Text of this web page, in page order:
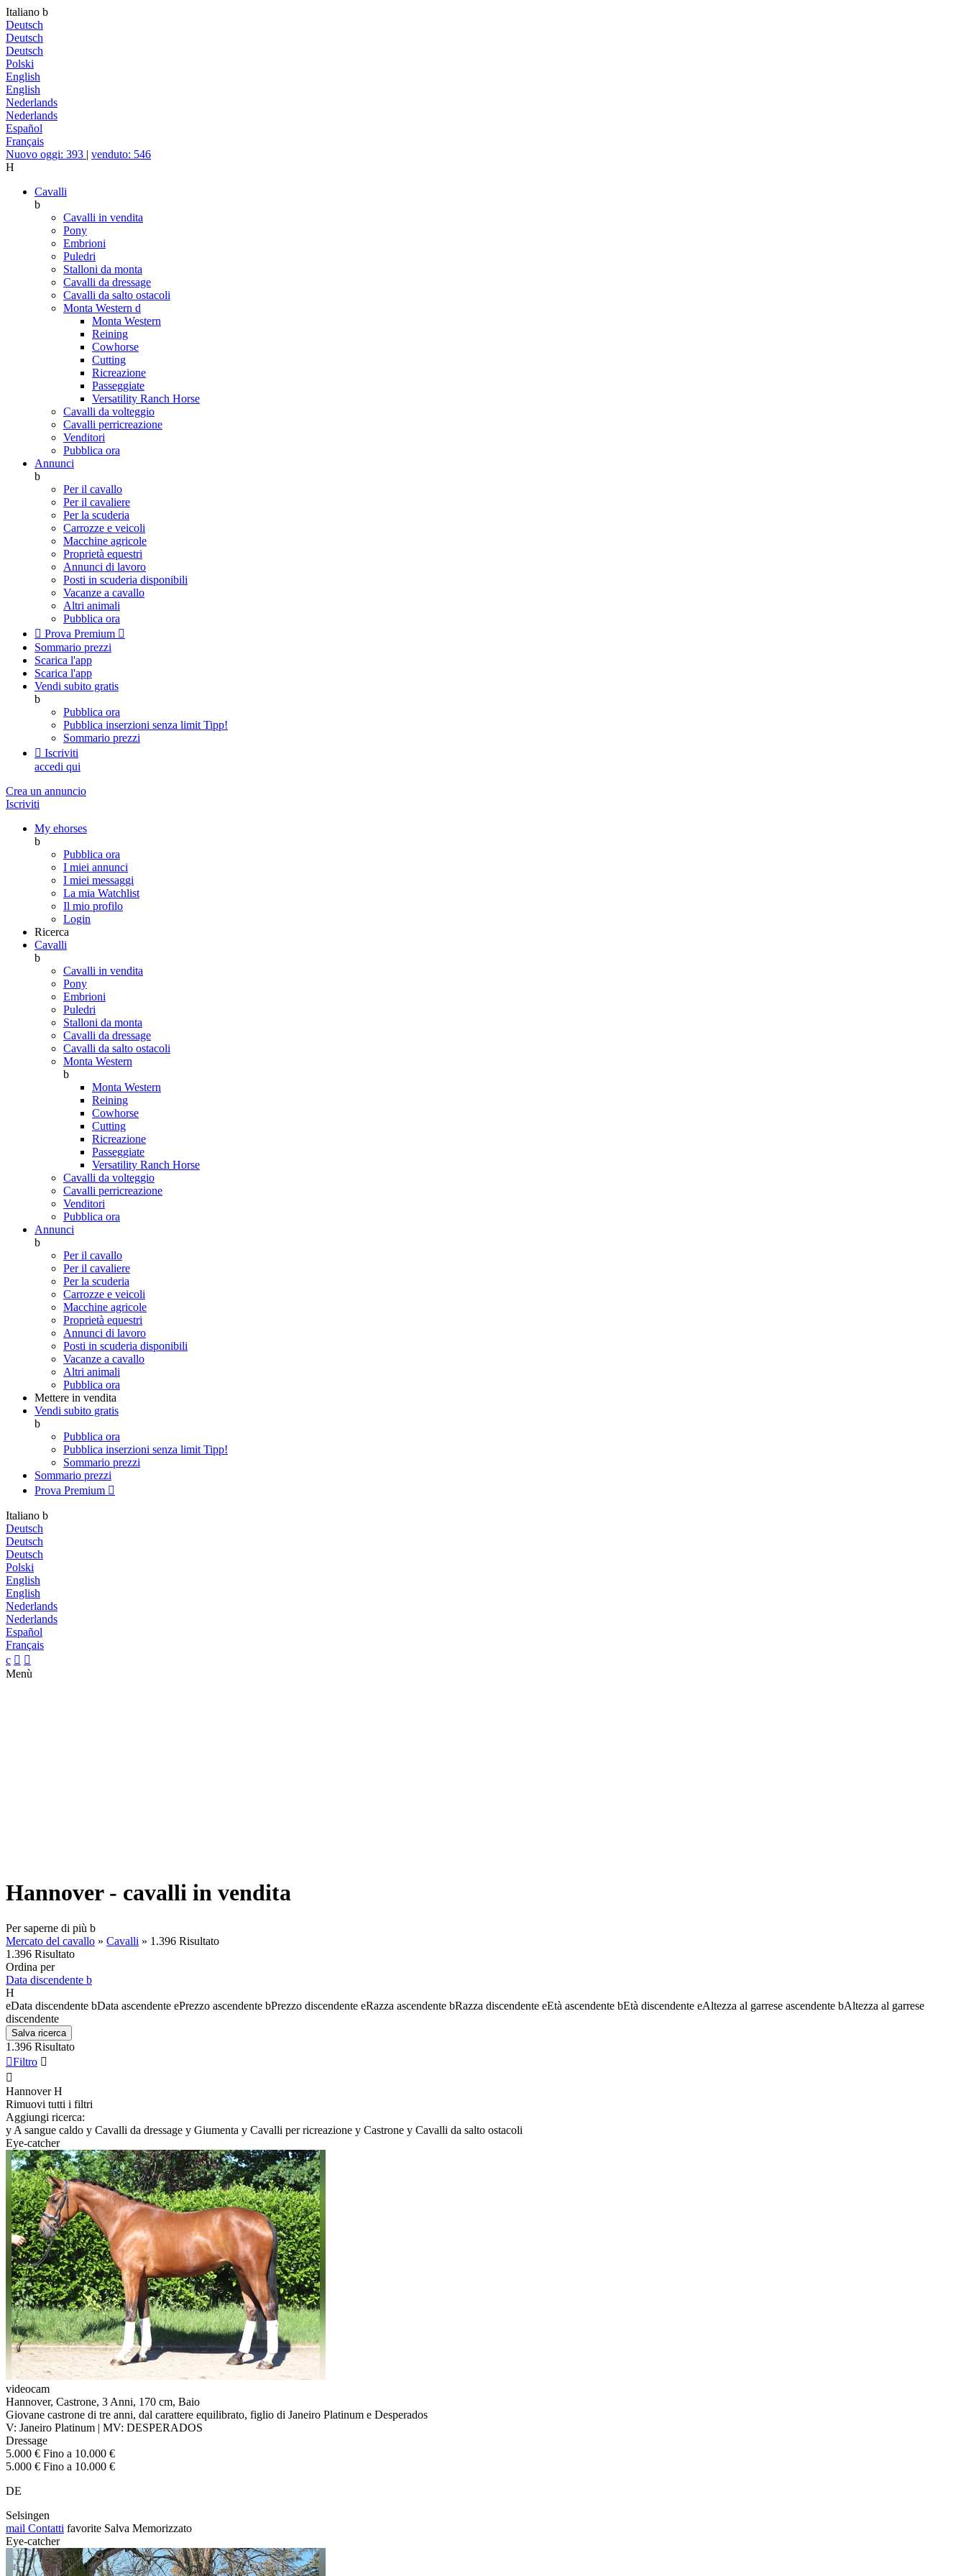
Italiano b
Deutsch
Deutsch
Deutsch
Polski
English
English
Nederlands
Nederlands
Español
Français
Nuovo oggi: 393 | venduto: 546
H
Cavalli
b
Cavalli in vendita
Pony
Embrioni
Puledri
Stalloni da monta
Cavalli da dressage
Cavalli da salto ostacoli
Monta Western d
Monta Western
Reining
Cowhorse
Cutting
Ricreazione
Passeggiate
Versatility Ranch Horse
Cavalli da volteggio
Cavalli perricreazione
Venditori
Pubblica ora
Annunci
b
Per il cavallo
Per il cavaliere
Per la scuderia
Carrozze e veicoli
Macchine agricole
Proprietà equestri
Annunci di lavoro
Posti in scuderia disponibili
Vacanze a cavallo
Altri animali
Pubblica ora
 Prova Premium 
Sommario prezzi
Scarica l'app
Scarica l'app
Vendi subito gratis
b
Pubblica ora
Pubblica inserzioni senza limit Tipp!
Sommario prezzi
 Iscriviti
accedi qui
Crea un annuncio
Iscriviti
My ehorses
b
Pubblica ora
I miei annunci
I miei messaggi
La mia Watchlist
Il mio profilo
Login
Ricerca
Cavalli
b
Cavalli in vendita
Pony
Embrioni
Puledri
Stalloni da monta
Cavalli da dressage
Cavalli da salto ostacoli
Monta Western
b
Monta Western
Reining
Cowhorse
Cutting
Ricreazione
Passeggiate
Versatility Ranch Horse
Cavalli da volteggio
Cavalli perricreazione
Venditori
Pubblica ora
Annunci
b
Per il cavallo
Per il cavaliere
Per la scuderia
Carrozze e veicoli
Macchine agricole
Proprietà equestri
Annunci di lavoro
Posti in scuderia disponibili
Vacanze a cavallo
Altri animali
Pubblica ora
Mettere in vendita
Vendi subito gratis
b
Pubblica ora
Pubblica inserzioni senza limit Tipp!
Sommario prezzi
Sommario prezzi
Prova Premium 
Italiano b
Deutsch
Deutsch
Deutsch
Polski
English
English
Nederlands
Nederlands
Español
Français
c  
Menù
Hannover - cavalli in vendita
Per saperne di più b
Mercato del cavallo » Cavalli » 1.396 Risultato
1.396 Risultato
Ordina per
Data discendente b
H
eData discendente bData ascendente ePrezzo ascendente bPrezzo discendente eRazza ascendente bRazza discendente eEtà ascendente bEtà discendente eAltezza al garrese ascendente bAltezza al garrese
discendente
Salva ricerca
1.396 Risultato
Filtro 

Hannover H
Rimuovi tutti i filtri
Aggiungi ricerca:
y A sangue caldo y Cavalli da dressage y Giumenta y Cavalli per ricreazione y Castrone y Cavalli da salto ostacoli
Eye-catcher
videocam
Hannover, Castrone, 3 Anni, 170 cm, Baio
Giovane castrone di tre anni, dal carattere equilibrato, figlio di Janeiro Platinum e Desperados
V: Janeiro Platinum | MV: DESPERADOS
Dressage
5.000 € Fino a 10.000 €
5.000 € Fino a 10.000 €
DE
Selsingen
mail Contatti favorite Salva Memorizzato
Eye-catcher